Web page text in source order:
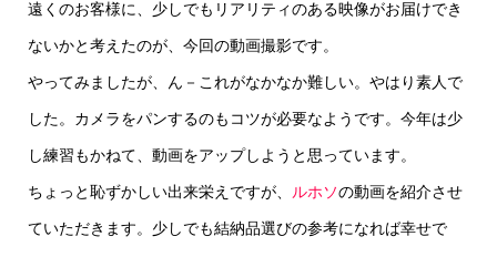
遠くのお客様に、少しでもリアリティのある映像がお届けでき
ないかと考えたのが、今回の動画撮影です。
やってみましたが、ん－これがなかなか難しい。やはり素人で
した。カメラをパンするのもコツが必要なようです。今年は少
し練習もかねて、動画をアップしようと思っています。
ちょっと恥ずかしい出来栄えですが、 ルホソの動画を紹介させ
ていただきます。少しでも結納品選びの参考になれば幸せで